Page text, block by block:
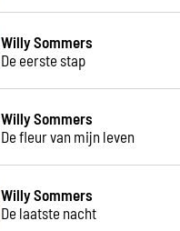
Willy Sommers
De eerste stap
Willy Sommers
De fleur van mijn leven
Willy Sommers
De laatste nacht